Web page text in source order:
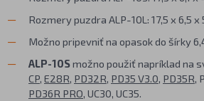
Rozmery puzdra ALP-10L: 17,5 x 6,5 x
Možno pripevniť na opasok do šírky
ALP-10Smožno použiť napríklad na
CP, E28R, PD32R, PD35 V3.0, PD35R,
PD36R PRO, UC30, UC35.